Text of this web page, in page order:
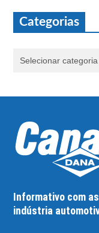
Categorias
Informativo com
indústria